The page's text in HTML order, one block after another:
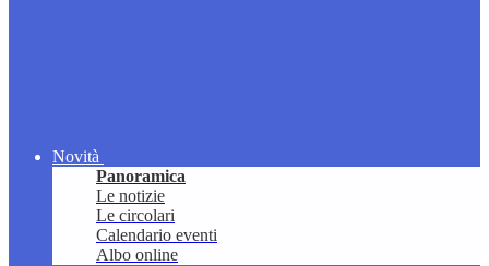
Novità
Panoramica
Le notizie
Le circolari
Calendario eventi
Albo online